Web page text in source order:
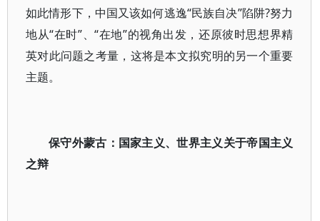
如此情形下，中国又该如何逃逸“民族自决”陷阱?努力
地从“在时”、“在地”的视角出发，还原彼时思想界精
英对此问题之考量，这将是本文拟究明的另一个重要
主题。
保守外蒙古：国家主义、世界主义关于帝国主义
之辩